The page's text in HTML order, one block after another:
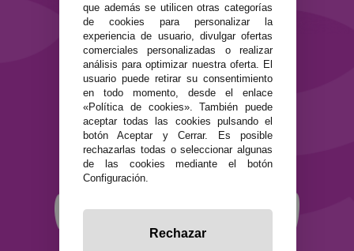
SEGURIDAD Y PRIVACIDAD
Términos y condiciones de uso
Política de privacidad
Política de cookies
que además se utilicen otras categorías
de cookies para personalizar la
experiencia de usuario, divulgar ofertas
comerciales personalizadas o realizar
análisis para optimizar nuestra oferta. El
usuario puede retirar su consentimiento
en todo momento, desde el enlace
«Política de cookies». También puede
aceptar todas las cookies pulsando el
botón Aceptar y Cerrar. Es posible
rechazarlas todas o seleccionar algunas
de las cookies mediante el botón
Configuración.
Rechazar